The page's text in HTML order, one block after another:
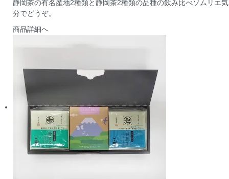
静岡茶の有名産地2種類と静岡茶2種類の品種の飲み比べソムリエ気
分でどうぞ。
商品詳細へ